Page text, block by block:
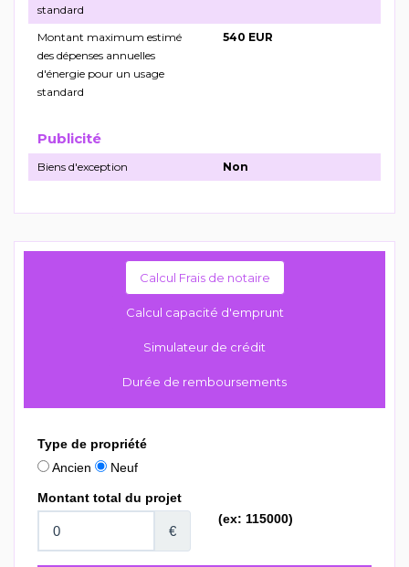
standard
Montant maximum estimé
des dépenses annuelles
d'énergie pour un usage
standard
540 EUR
Publicité
Biens d'exception Non
Calcul Frais de notaire
Calcul capacité d'emprunt
Simulateur de crédit
Durée de remboursements